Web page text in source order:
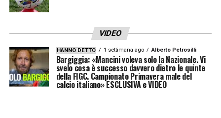
questa sera, alle 20:45, la parola passerà al
LA PLAYLIST DELLE NOSTRE TOP NEWS
VIDEO
HANNO DETTO 1 settimana ago Alberto Petrosilli
Bargiggia: «Mancini voleva solo la Nazionale. Vi
svelo cosa è successo davvero dietro le quinte
della FIGC. Campionato Primavera male del
calcio italiano» ESCLUSIVA e VIDEO